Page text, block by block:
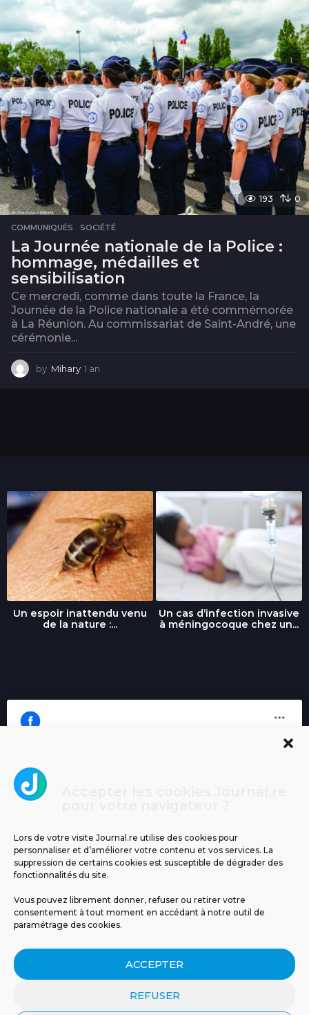
Lors de votre visite Journal.re utilise des cookies pour
personnaliser et d’améliorer votre contenu et vos services. La
suppression de certains cookies est susceptible de dégrader des
fonctionnalités du site.
Vous pouvez librement donner, refuser ou retirer votre
consentement à tout moment en accédant à notre outil de
paramétrage des cookies.
ACCEPTER
REFUSER
193 0
COMMUNIQUÉS ,SOCIÉTÉ
La Journée nationale de la Police :
hommage, médailles et
sensibilisation
Ce mercredi, comme dans toute la France, la
Journée de la Police nationale a été commémorée
à La Réunion. Au commissariat de Saint-André, une
cérémonie...
by Mihary 1 an
Un espoir inattendu venu
de la nature :...
Un cas d’infection invasive
à méningocoque chez un...
MENTIONS LÉGALES PUBLICITÉ
BLOG
NOS ÉMISSIONS
POLITIQUE DE CONFIDENTIALITÉ
CONTACT